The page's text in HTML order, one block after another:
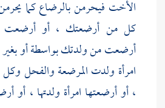
الأخت فيحرمن بالرضاع كما
كل من أرضعتك ، أو
أرضعت من ولدتك بواسطة أو
امرأة ولدت المرضعة والفحل
، أو أرضعتها امرأة ولدتها ، أو